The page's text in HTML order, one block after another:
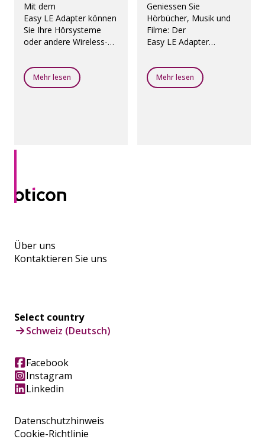
Mit dem
Easy LE Adapter können
Sie Ihre Hörsysteme
oder andere Wireless-
Headset nutzen, dass
Ihre Stimme erfasst.
Mehr lesen
Geniessen Sie
Hörbücher, Musik und
Filme: Der
Easy LE Adapter
Audioinhalte an Ihre
Hörsysteme.
Mehr lesen
Über uns
Kontaktieren Sie uns
Datenschutzhinweis
Cookie-Richtlinie
Select country
Schweiz (Deutsch)
Facebook
Instagram
Linkedin